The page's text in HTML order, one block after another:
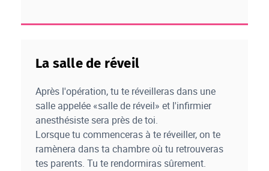
La salle de réveil
Après l'opération, tu te réveilleras dans une
salle appelée «salle de réveil» et l'infirmier
anesthésiste sera près de toi.
Lorsque tu commenceras à te réveiller, on te
ramènera dans ta chambre où tu retrouveras
tes parents. Tu te rendormiras sûrement.